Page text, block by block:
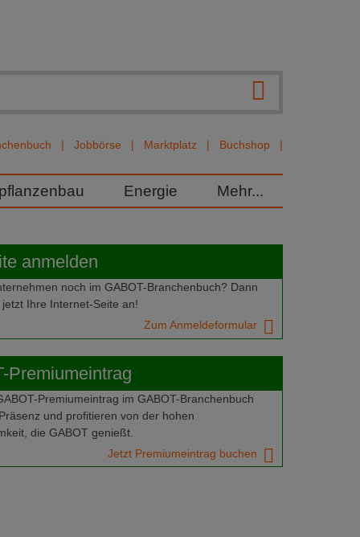
Jobbörse Marktplatz Buchshop
Energie Mehr...
anmelden
noch im GABOT-Branchenbuch? Dann
Ihre Internet-Seite an!
Zum Anmeldeformular
Premiumeintrag
Premiumeintrag im GABOT-Branchenbuch
und profitieren von der hohen
die GABOT genießt.
Jetzt Premiumeintrag buchen